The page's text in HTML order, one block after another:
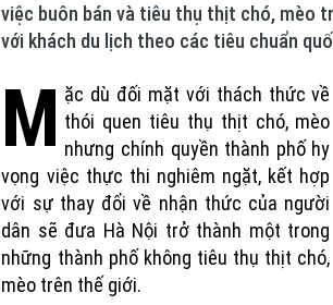
Công nghệ
việc buôn bán và tiêu thụ thịt chó, mèo
với khách du lịch theo các tiêu chuẩn
M ặc dù đối mặt với thách thức về
thói quen tiêu thụ thịt chó, mèo
nhưng chính quyền thành phố hy
vọng việc thực thi nghiêm ngặt, kết hợp
với sự thay đổi về nhận thức của người
dân sẽ đưa Hà Nội trở thành một trong
những thành phố không tiêu thụ thịt chó,
mèo trên thế giới.